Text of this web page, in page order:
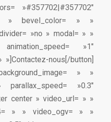
»#357702|#357702″
» bevel_color= » »
»no » modal= » »
»1″
nous[/button]
» »
»0.3″
center » video_url= » »
» » video_ogv= » »